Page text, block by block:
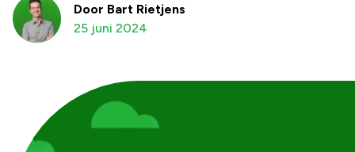
Door Bart Rietjens
25 juni 2024